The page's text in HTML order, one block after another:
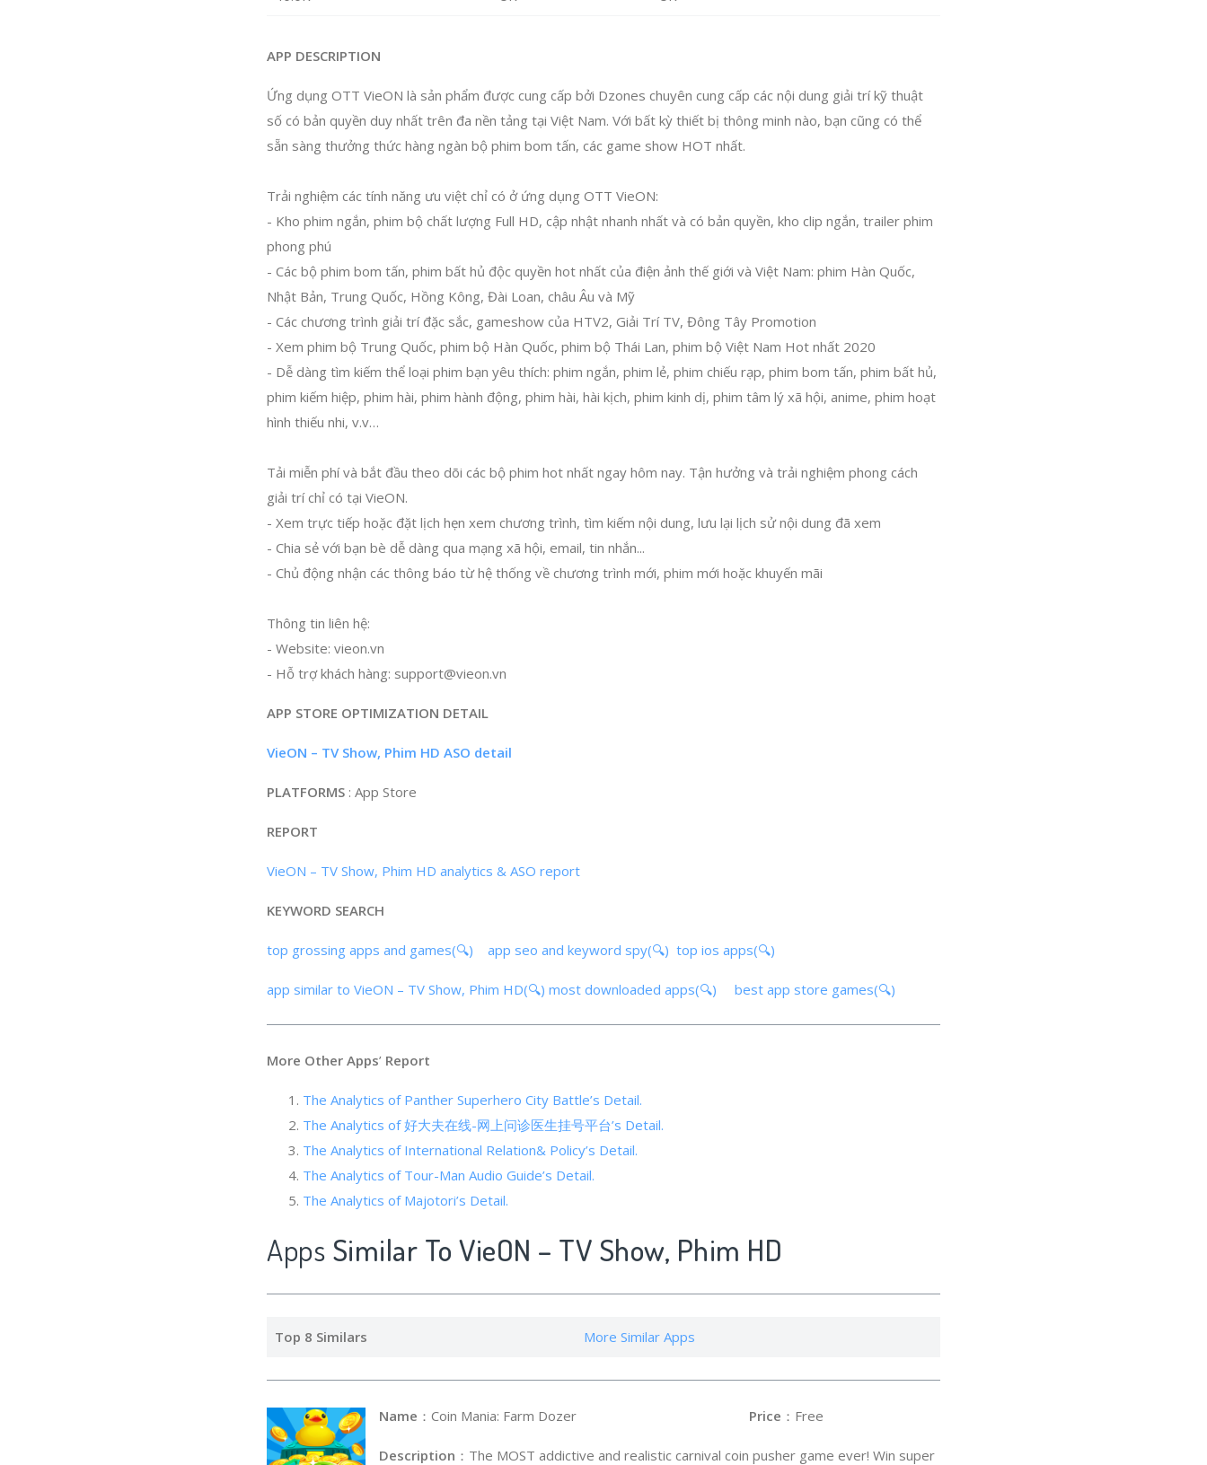
APP DESCRIPTION
Ứng dụng OTT VieON là sản phẩm được cung cấp bởi Dzones chuyên cung cấp các nội dung giải trí kỹ thuật
số có bản quyền duy nhất trên đa nền tảng tại Việt Nam. Với bất kỳ thiết bị thông minh nào, bạn cũng có thể
sẵn sàng thưởng thức hàng ngàn bộ phim bom tấn, các game show HOT nhất.
Trải nghiệm các tính năng ưu việt chỉ có ở ứng dụng OTT VieON:
- Kho phim ngắn, phim bộ chất lượng Full HD, cập nhật nhanh nhất và có bản quyền, kho clip ngắn, trailer phim
phong phú
- Các bộ phim bom tấn, phim bất hủ độc quyền hot nhất của điện ảnh thế giới và Việt Nam: phim Hàn Quốc,
Nhật Bản, Trung Quốc, Hồng Kông, Đài Loan, châu Âu và Mỹ
- Các chương trình giải trí đặc sắc, gameshow của HTV2, Giải Trí TV, Đông Tây Promotion
- Xem phim bộ Trung Quốc, phim bộ Hàn Quốc, phim bộ Thái Lan, phim bộ Việt Nam Hot nhất 2020
- Dễ dàng tìm kiếm thể loại phim bạn yêu thích: phim ngắn, phim lẻ, phim chiếu rạp, phim bom tấn, phim bất hủ,
phim kiếm hiệp, phim hài, phim hành động, phim hài, hài kịch, phim kinh dị, phim tâm lý xã hội, anime, phim hoạt
hình thiếu nhi, v.v…
Tải miễn phí và bắt đầu theo dõi các bộ phim hot nhất ngay hôm nay. Tận hưởng và trải nghiệm phong cách
giải trí chỉ có tại VieON.
- Xem trực tiếp hoặc đặt lịch hẹn xem chương trình, tìm kiếm nội dung, lưu lại lịch sử nội dung đã xem
- Chia sẻ với bạn bè dễ dàng qua mạng xã hội, email, tin nhắn...
- Chủ động nhận các thông báo từ hệ thống về chương trình mới, phim mới hoặc khuyến mãi
Thông tin liên hệ:
- Website: vieon.vn
- Hỗ trợ khách hàng: support@vieon.vn
APP STORE OPTIMIZATION DETAIL
VieON – TV Show, Phim HD ASO detail
PLATFORMS : App Store
REPORT
VieON – TV Show, Phim HD analytics & ASO report
KEYWORD SEARCH
top grossing apps and games(🔍) app seo and keyword spy(🔍) top ios apps(🔍)
app similar to VieON – TV Show, Phim HD(🔍) most downloaded apps(🔍) best app store games(🔍)
More Other Apps’ Report
The Analytics of Panther Superhero City Battle’s Detail.
The Analytics of 好大夫在线-网上问诊医生挂号平台’s Detail.
The Analytics of International Relation& Policy’s Detail.
The Analytics of Tour-Man Audio Guide’s Detail.
The Analytics of Majotori’s Detail.
Apps Similar To VieON – TV Show, Phim HD
Top 8 Similars More Similar Apps
Name ：Coin Mania: Farm Dozer Price ：Free
Description ：The MOST addictive and realistic carnival coin pusher game ever! Win super